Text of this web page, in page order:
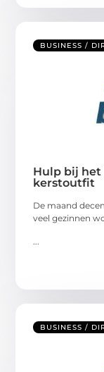
BUSINESS /
Hulp bij het
kerstoutfit
De maand
veel gezinnen
BUSINESS /